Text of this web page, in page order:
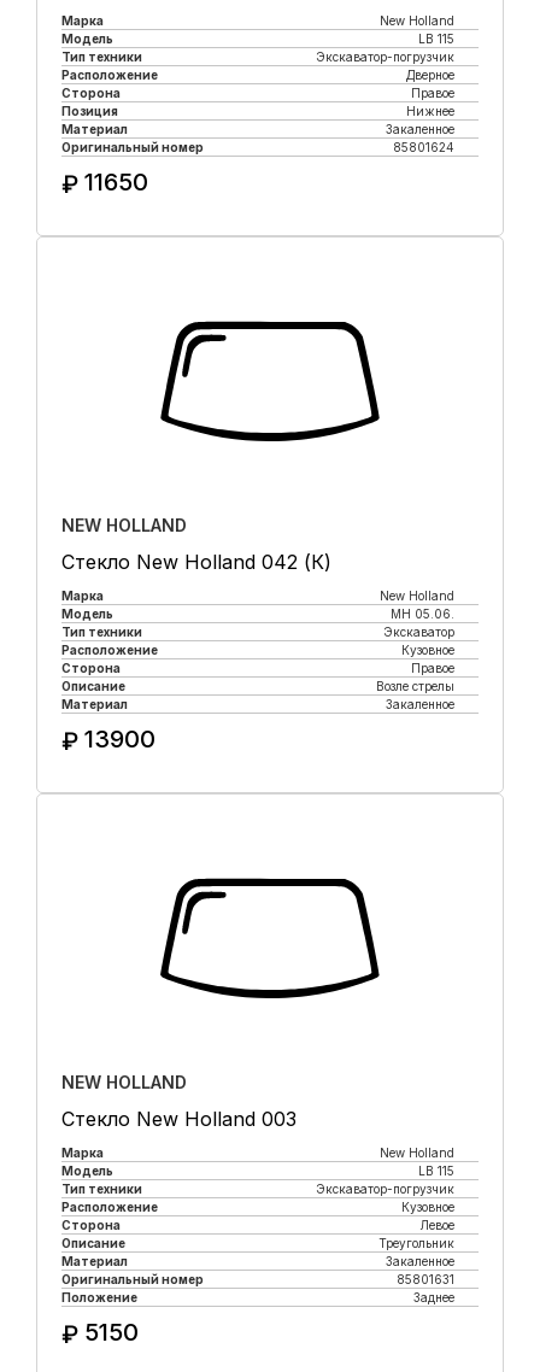
Марка
New Holland
Модель
LB 115
Тип техники
Экскаватор-погрузчик
Расположение
Дверное
Сторона
Правое
Позиция
Нижнее
Материал
Закаленное
Оригинальный номер
85801624
₽ 11650
NEW HOLLAND
Стекло New Holland 042 (К)
Марка
New Holland
Модель
MH 05.06.
Тип техники
Экскаватор
Расположение
Кузовное
Сторона
Правое
Описание
Возле стрелы
Материал
Закаленное
₽ 13900
NEW HOLLAND
Стекло New Holland 003
Марка
New Holland
Модель
LB 115
Тип техники
Экскаватор-погрузчик
Расположение
Кузовное
Сторона
Левое
Описание
Треугольник
Материал
Закаленное
Оригинальный номер
85801631
Положение
Заднее
₽ 5150